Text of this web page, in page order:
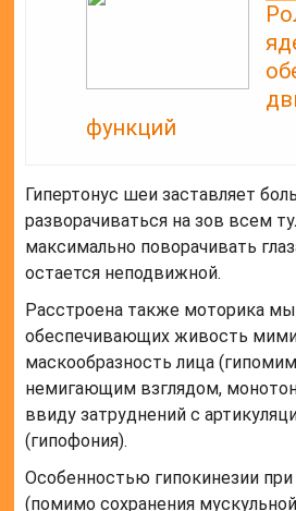
функций
Гипертонус шеи заставляет
разворачиваться на зов всем
максимально поворачивать
остается неподвижной.
Расстроена также моторика
обеспечивающих живость
маскообразность лица
немигающим взглядом,
ввиду затруднений с
(гипофония).
Особенностью гипокинезии
(помимо сохранения